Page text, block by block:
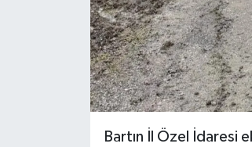
Bartın İl Özel İdaresi